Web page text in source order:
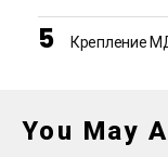
Крепление
You May